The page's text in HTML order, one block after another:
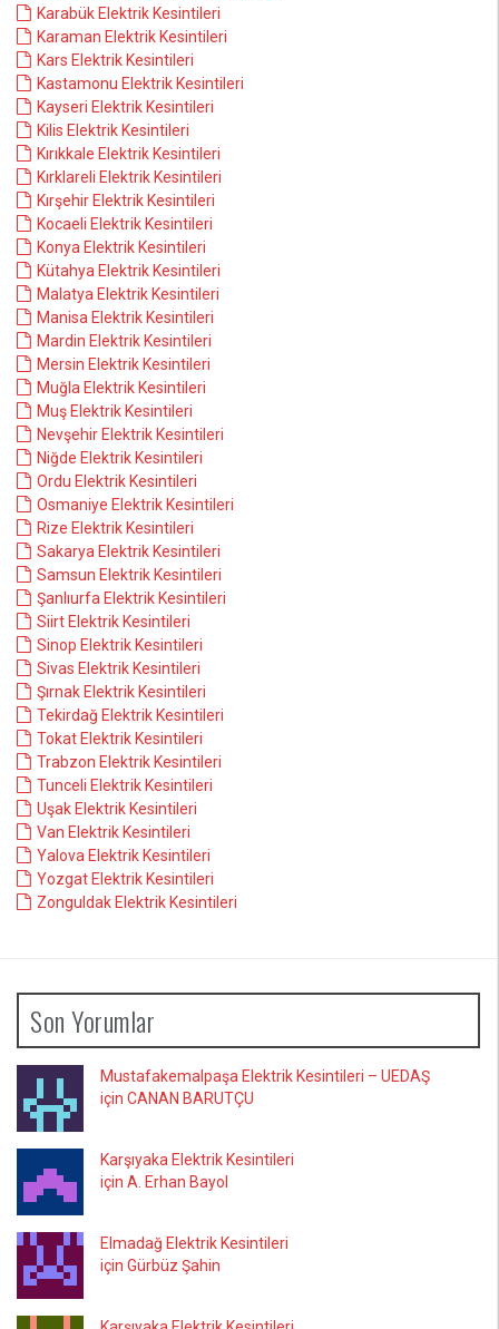
Karabük Elektrik Kesintileri
Karaman Elektrik Kesintileri
Kars Elektrik Kesintileri
Kastamonu Elektrik Kesintileri
Kayseri Elektrik Kesintileri
Kilis Elektrik Kesintileri
Kırıkkale Elektrik Kesintileri
Kırklareli Elektrik Kesintileri
Kırşehir Elektrik Kesintileri
Kocaeli Elektrik Kesintileri
Konya Elektrik Kesintileri
Kütahya Elektrik Kesintileri
Malatya Elektrik Kesintileri
Manisa Elektrik Kesintileri
Mardin Elektrik Kesintileri
Mersin Elektrik Kesintileri
Muğla Elektrik Kesintileri
Muş Elektrik Kesintileri
Nevşehir Elektrik Kesintileri
Niğde Elektrik Kesintileri
Ordu Elektrik Kesintileri
Osmaniye Elektrik Kesintileri
Rize Elektrik Kesintileri
Sakarya Elektrik Kesintileri
Samsun Elektrik Kesintileri
Şanlıurfa Elektrik Kesintileri
Siirt Elektrik Kesintileri
Sinop Elektrik Kesintileri
Sivas Elektrik Kesintileri
Şırnak Elektrik Kesintileri
Tekirdağ Elektrik Kesintileri
Tokat Elektrik Kesintileri
Trabzon Elektrik Kesintileri
Tunceli Elektrik Kesintileri
Uşak Elektrik Kesintileri
Van Elektrik Kesintileri
Yalova Elektrik Kesintileri
Yozgat Elektrik Kesintileri
Zonguldak Elektrik Kesintileri
Son Yorumlar
Mustafakemalpaşa Elektrik Kesintileri – UEDAŞ
için CANAN BARUTÇU
Karşıyaka Elektrik Kesintileri
için A. Erhan Bayol
Elmadağ Elektrik Kesintileri
için Gürbüz Şahin